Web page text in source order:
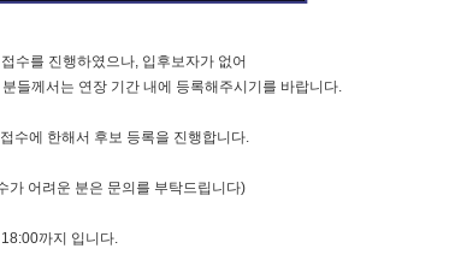
수를 진행하였으나, 입후보자가 없어
들께서는 연장 기간 내에 등록해주시기를 바랍니다.
수에 한해서 후보 등록을 진행합니다.
가 어려운 분은 문의를 부탁드립니다)
까지 입니다.